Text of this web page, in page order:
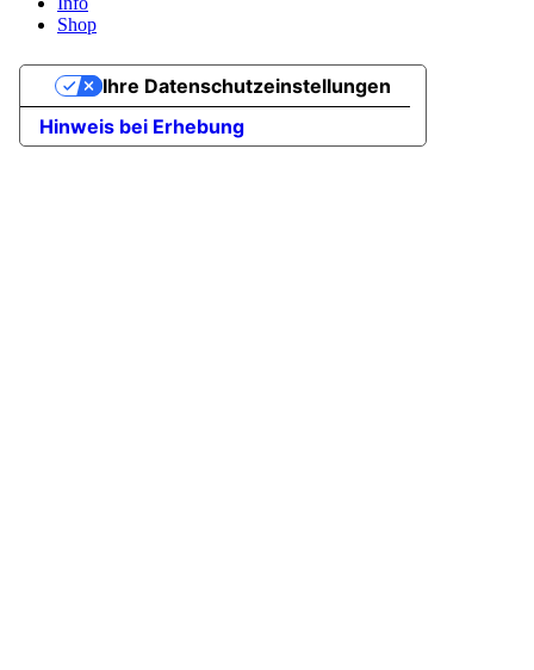
Shop
Hinweis bei Erhebung
Ihre Datenschutzeinstellungen